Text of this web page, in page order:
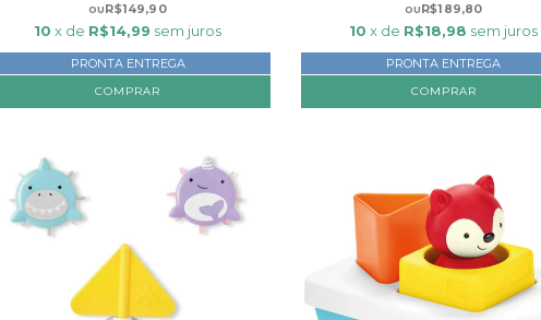
R$149,90
10 x de R$14,99 sem juros
PRONTA ENTREGA
R$189,80
10 x de R$18,98 sem juros
PRONTA ENTREGA